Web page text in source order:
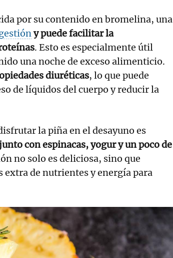
por su contenido en bromelina, una
y puede facilitar la
. Esto es especialmente útil
una noche de exceso alimenticio.
diuréticas, lo que puede
de líquidos del cuerpo y reducir la
la piña en el desayuno es
con espinacas, yogur y un poco de
no solo es deliciosa, sino que
extra de nutrientes y energía para